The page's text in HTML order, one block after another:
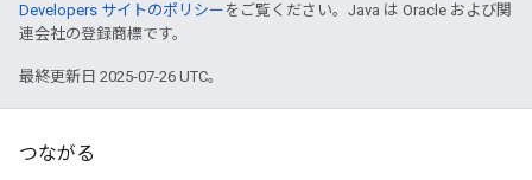
Developers サイトのポリシー をご覧ください。Java は Oracle および関
連会社の登録商標です。
最終更新日 2025-07-26 UTC。
つながる